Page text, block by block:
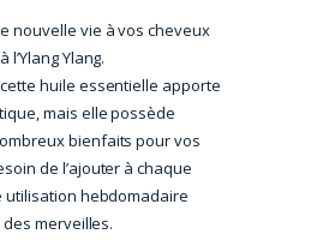
nouvelle vie à vos cheveux
Ylang.
huile essentielle apporte
mais elle possède
bienfaits pour vos
de l’ajouter à chaque
utilisation hebdomadaire
merveilles.